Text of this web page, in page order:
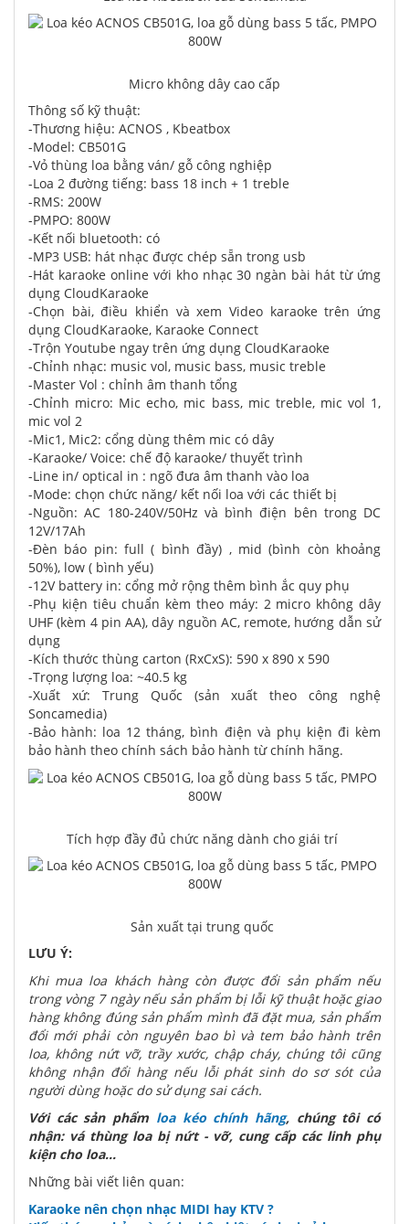
Micro không dây cao cấp
Thông số kỹ thuật:
-Thương hiệu: ACNOS , Kbeatbox
-Model: CB501G
-Vỏ thùng loa bằng ván/ gỗ công nghiệp
-Loa 2 đường tiếng: bass 18 inch + 1 treble
-RMS: 200W
-PMPO: 800W
-Kết nối bluetooth: có
-MP3 USB: hát nhạc được chép sẵn trong usb
-Hát karaoke online với kho nhạc 30 ngàn bài hát từ ứng
dụng CloudKaraoke
-Chọn bài, điều khiển và xem Video karaoke trên ứng
dụng CloudKaraoke, Karaoke Connect
-Trộn Youtube ngay trên ứng dụng CloudKaraoke
-Chỉnh nhạc: music vol, music bass, music treble
-Master Vol : chỉnh âm thanh tổng
-Chỉnh micro: Mic echo, mic bass, mic treble, mic vol 1,
mic vol 2
-Mic1, Mic2: cổng dùng thêm mic có dây
-Karaoke/ Voice: chế độ karaoke/ thuyết trình
-Line in/ optical in : ngõ đưa âm thanh vào loa
-Mode: chọn chức năng/ kết nối loa với các thiết bị
-Nguồn: AC 180-240V/50Hz và bình điện bên trong DC
12V/17Ah
-Đèn báo pin: full ( bình đầy) , mid (bình còn khoảng
50%), low ( bình yếu)
-12V battery in: cổng mở rộng thêm bình ắc quy phụ
-Phụ kiện tiêu chuẩn kèm theo máy: 2 micro không dây
UHF (kèm 4 pin AA), dây nguồn AC, remote, hướng dẫn sử
dụng
-Kích thước thùng carton (RxCxS): 590 x 890 x 590
-Trọng lượng loa: ~40.5 kg
-Xuất xứ: Trung Quốc (sản xuất theo công nghệ
Soncamedia)
-Bảo hành: loa 12 tháng, bình điện và phụ kiện đi kèm
bảo hành theo chính sách bảo hành từ chính hãng.
Tích hợp đầy đủ chức năng dành cho giái trí
Sản xuất tại trung quốc
LƯU Ý:
Khi mua loa khách hàng còn được đổi sản phẩm nếu
trong vòng 7 ngày nếu sản phẩm bị lỗi kỹ thuật hoặc giao
hàng không đúng sản phẩm mình đã đặt mua, sản phẩm
đổi mới phải còn nguyên bao bì và tem bảo hành trên
loa, không nứt vỡ, trầy xước, chập cháy, chúng tôi cũng
không nhận đổi hàng nếu lỗi phát sinh do sơ sót của
người dùng hoặc do sử dụng sai cách.
Với các sản phẩm loa kéo chính hãng, chúng tôi có
nhận: vá thùng loa bị nứt - vỡ, cung cấp các linh phụ
kiện cho loa...
Những bài viết liên quan:
Karaoke nên chọn nhạc MIDI hay KTV ?